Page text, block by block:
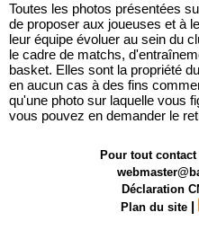
Toutes les photos présentées
de proposer aux joueuses et à
leur équipe évoluer au sein du
le cadre de matchs,
basket. Elles sont la propriété
en aucun cas à des fins
qu'une photo sur laquelle vous
vous pouvez en demander le
Pour tout
Déclaration
Plan du site |